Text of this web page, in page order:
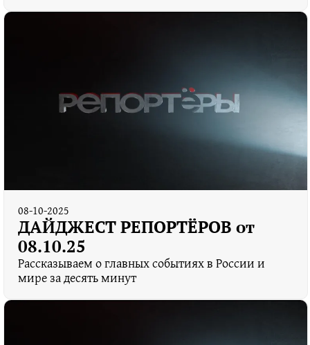
08-10-2025
ДАЙДЖЕСТ РЕПОРТЁРОВ от
08.10.25
Рассказываем о главных событиях в России и
мире за десять минут